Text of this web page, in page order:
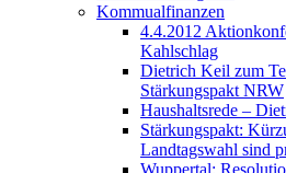
Kommualfinanzen
4.4.2012
Kahlschlag
Dietrich Keil zum
Stärkungspakt NRW
Haushaltsrede –
Stärkungspakt:
Landtagswahl sind
Wuppertal: